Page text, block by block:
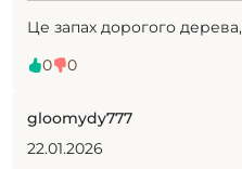
Це запах дорогого
0
0
gloomydy777
22.01.2026